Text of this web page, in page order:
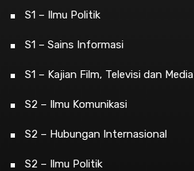
S1 – Ilmu Politik
S1 – Sains Informasi
S1 – Kajian Film, Televisi dan Media
S2 – Ilmu Komunikasi
S2 – Hubungan Internasional
S2 – Ilmu Politik